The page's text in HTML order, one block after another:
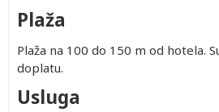
Plaža
Plaža na 100 do 150 m od hotela.
doplatu.
Usluga